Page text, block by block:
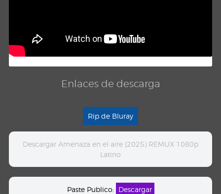
Enlaces de descarga
Rip de Bluray
Descargar Amenaza en el aire (2025) REMUX 1080p
Latino
Paste Publico: Descargar